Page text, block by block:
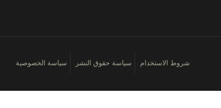
شروط الاستخدام سياسة حقوق النشر سياسة الخصوصية